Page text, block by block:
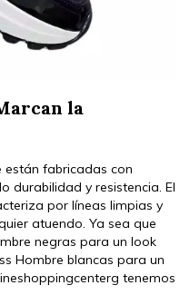
la
están fabricadas con
durabilidad y resistencia. El
por líneas limpias y
atuendo. Ya sea que
negras para un look
Hombre blancas para un
tenemos